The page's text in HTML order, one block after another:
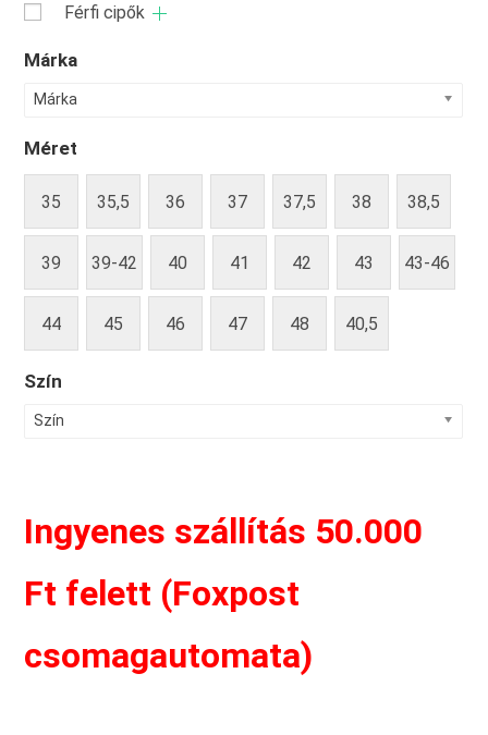
Férfi cipők
Márka
Márka
Méret
35 35,5 36 37 37,5 38 38,5
39 39-42 40 41 42 43 43-46
44 45 46 47 48 40,5
Szín
Szín
Ingyenes szállítás 50.000
Ft felett (Foxpost
csomagautomata)